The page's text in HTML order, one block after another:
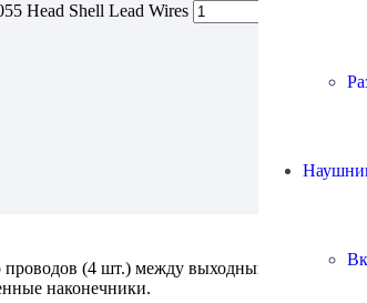
Head Shell Lead Wires
(4 шт.) между выходными
наконечники.